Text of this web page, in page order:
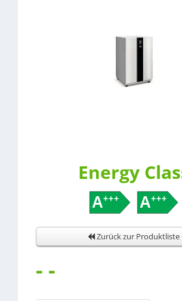
Energy
Zurück zur Produktliste
- -